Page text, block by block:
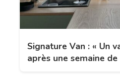
Signature Van : « Un
après une semaine